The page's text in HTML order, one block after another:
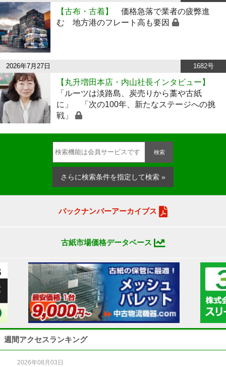
【古布・古着】
価格急落で業者の疲弊進
む 地方港のフレート高も要因
2026年7月27日 1682号
【丸升増田本店・内山社長インタビュー】
「ルーツは淡路島、炭売りから藁や古紙
に」 「次の100年、新たなステージへの挑
戦」
検索
さらに検索条件を指定して検索 »
バックナンバーアーカイブス
古紙市場価格データベース
週間アクセスランキング
2026年08月03日